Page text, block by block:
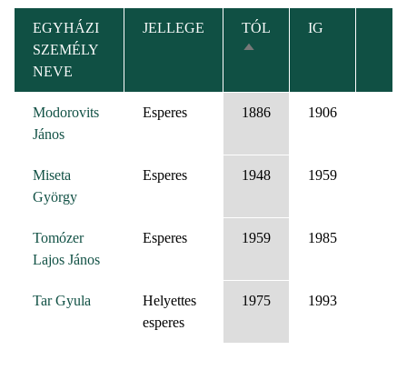
EGYHÁZI
SZEMÉLY
NEVE
JELLEGE
TÓL
CSÖKKENŐ
IG
Modorovits
János
Esperes 1886 1906
Miseta
György
Esperes 1948 1959
Tomózer
Lajos János
Esperes 1959 1985
Tar Gyula
Helyettes
esperes
1975 1993